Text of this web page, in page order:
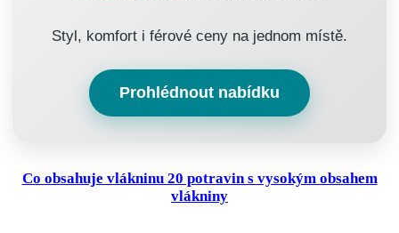
Styl, komfort i férové ceny na jednom místě.
Prohlédnout nabídku
Co obsahuje vlákninu 20 potravin s vysokým obsahem
vlákniny